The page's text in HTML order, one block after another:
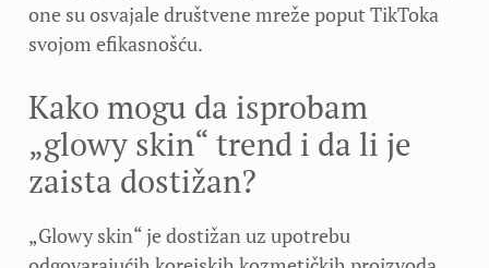
one su osvajale društvene mreže poput TikToka
svojom efikasnošću.
Kako mogu da isprobam
„glowy skin“ trend i da li je
zaista dostižan?
„Glowy skin“ je dostižan uz upotrebu